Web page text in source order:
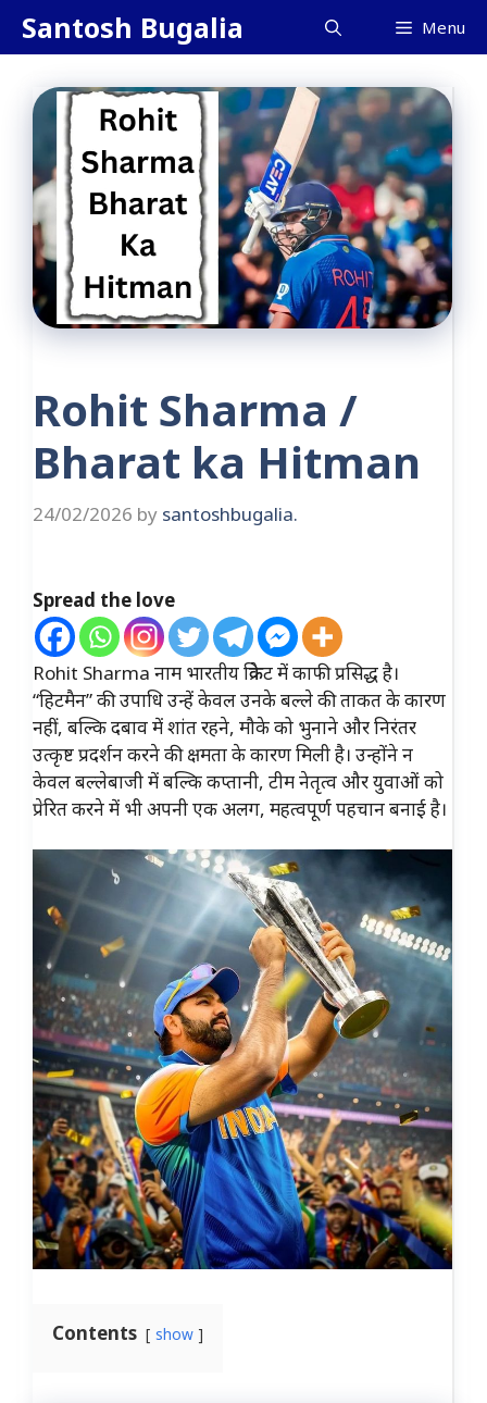
SkipSantosh Bugalia Menu
Rohit Sharma /
Bharat ka Hitman
24/02/2026 by santoshbugalia.
Spread the love
Rohit Sharma नाम भारतीय क्रिकेट में काफी प्रसिद्ध है।
“हिटमैन” की उपाधि उन्हें केवल उनके बल्ले की ताकत के कारण
नहीं, बल्कि दबाव में शांत रहने, मौके को भुनाने और निरंतर
उत्कृष्ट प्रदर्शन करने की क्षमता के कारण मिली है। उन्होंने न
केवल बल्लेबाजी में बल्कि कप्तानी, टीम नेतृत्व और युवाओं को
प्रेरित करने में भी अपनी एक अलग, महत्वपूर्ण पहचान बनाई है।
Contents show